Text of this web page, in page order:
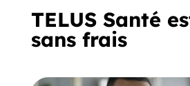
TELUS Santé
sans frais